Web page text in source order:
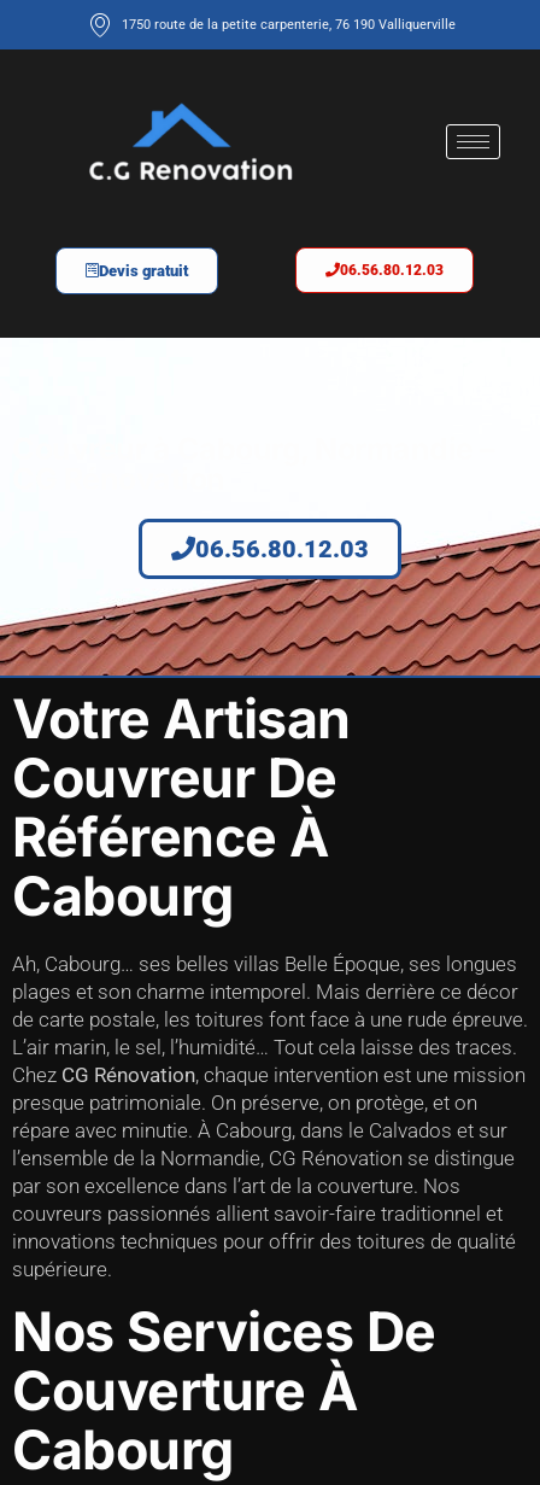
1750 route de la petite carpenterie, 76 190 Valliquerville
Devis gratuit 06.56.80.12.03
06.56.80.12.03
Votre Artisan
Couvreur De
Référence À
Cabourg
Ah, Cabourg… ses belles villas Belle Époque, ses longues
plages et son charme intemporel. Mais derrière ce décor
de carte postale, les toitures font face à une rude épreuve.
L’air marin, le sel, l’humidité… Tout cela laisse des traces.
Chez CG Rénovation, chaque intervention est une mission
presque patrimoniale. On préserve, on protège, et on
répare avec minutie. À Cabourg, dans le Calvados et sur
l’ensemble de la Normandie, CG Rénovation se distingue
par son excellence dans l’art de la couverture. Nos
couvreurs passionnés allient savoir-faire traditionnel et
innovations techniques pour offrir des toitures de qualité
supérieure.
Nos Services De
Couverture À
Cabourg